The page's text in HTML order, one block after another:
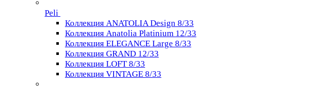
Peli
Коллекция ANATOLIA Design 8/33
Коллекция Anatolia Platinium 12/33
Коллекция ELEGANCE Large 8/33
Коллекция GRAND 12/33
Коллекция LOFT 8/33
Коллекция VINTAGE 8/33